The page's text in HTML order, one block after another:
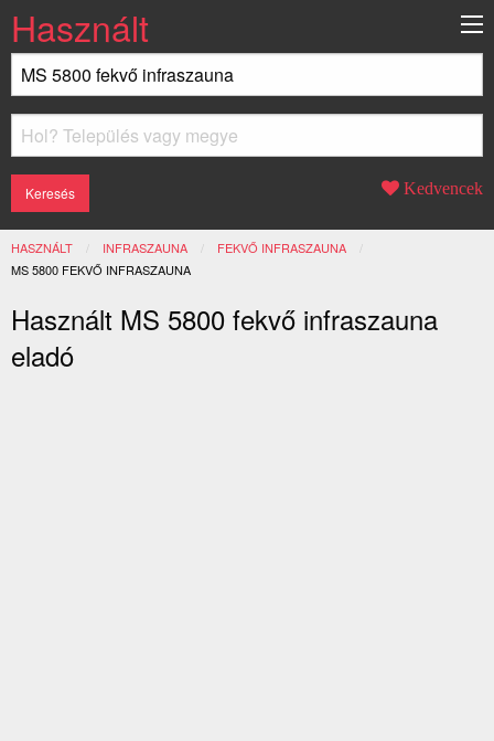
Használt
Kedvencek
HASZNÁLT INFRASZAUNA
FEKVŐ INFRASZAUNA
JELENLEGI:
MS 5800 FEKVŐ INFRASZAUNA
Használt MS 5800 fekvő infraszauna
eladó